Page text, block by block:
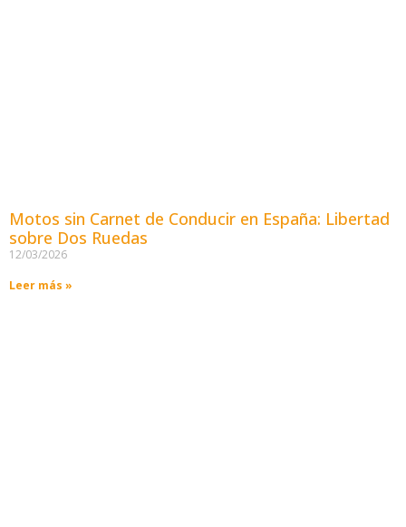
Motos sin Carnet de Conducir en España: Libertad
sobre Dos Ruedas
12/03/2026
Leer más »